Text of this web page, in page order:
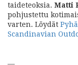
taideteoksia. Matti
pohjustettu
varten. Löydät
Scandinavian